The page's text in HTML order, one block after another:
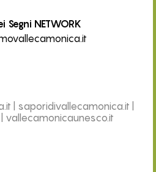
Segni NETWORK
saporidivallecamonica.it
vallecamonicaunesco.it